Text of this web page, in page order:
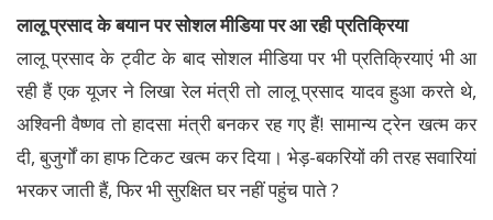
लालू प्रसाद के बयान पर सोशल मीडिया पर आ रही प्रतिक्रिया
लालू प्रसाद के ट्वीट के बाद सोशल मीडिया पर भी प्रतिक्रियाएं भी आ
रही हैं एक यूजर ने लिखा रेल मंत्री तो लालू प्रसाद यादव हुआ करते थे,
अश्विनी वैष्णव तो हादसा मंत्री बनकर रह गए हैं! सामान्य ट्रेन खत्म कर
दी, बुजुर्गों का हाफ टिकट खत्म कर दिया। भेड़-बकरियों की तरह सवारियां
भरकर जाती हैं, फिर भी सुरक्षित घर नहीं पहुंच पाते ?